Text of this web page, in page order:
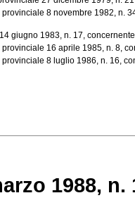
8 novembre 1982, n.
giugno 1983, n. 17,
16 aprile 1985, n. 8,
8 luglio 1986, n. 16,
1988, n.